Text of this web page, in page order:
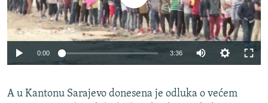
0:00 3:36
A u Kantonu Sarajevo donesena je odluka o većem